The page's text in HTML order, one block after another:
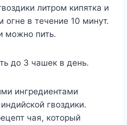
литром кипятка и
огне в течение 10 минут.
можно пить.
до 3 чашек в день.
ингредиентами
гвоздики.
чая, который